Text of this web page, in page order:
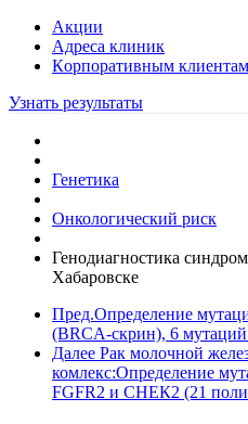
Акции
Адреса клиник
Кoрпоративным клиентам
Узнать результаты
Генетика
Онкологический риск
Генодиагностика
Хабаровске
Пред.Определение
(BRCA-скрин), 6
Далее Рак молочной
комлекс:Определение
FGFR2 и СНЕК2 (21